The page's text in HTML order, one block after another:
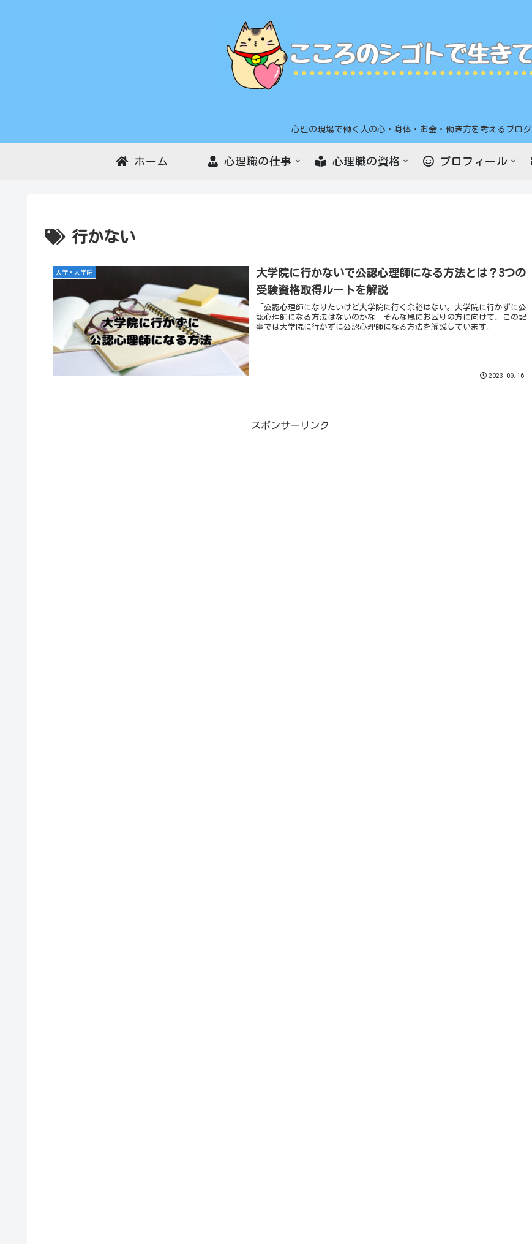
心理の現場で働く人の心・身体・お金・働き方を考えるブログ
ホーム 心理職の仕事 心理職の資格 プロフィール
行かない
大学・大学院
大学院に行かないで公認心理師になる方法とは？3つの
受験資格取得ルートを解説
「公認心理師になりたいけど大学院に行く余裕はない。大学院に行かずに公
認心理師になる方法はないのかな」そんな風にお困りの方に向けて、この記
事では大学院に行かずに公認心理師になる方法を解説しています。
2023.09.16
スポンサーリンク